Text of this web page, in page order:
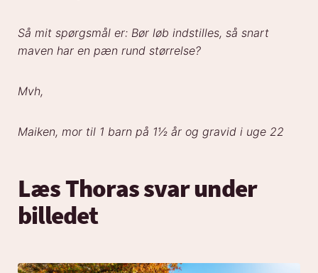
Så mit spørgsmål er: Bør løb indstilles, så snart
maven har en pæn rund størrelse?
Mvh,
Maiken, mor til 1 barn på 1½ år og gravid i uge 22
Læs Thoras svar under
billedet